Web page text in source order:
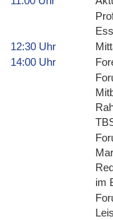
12:30 Uhr
14:00 Uhr
im